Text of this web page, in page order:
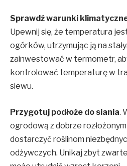
Sprawdź warunki
Upewnij się, że temperatura
ogórków, utrzymując ją na
zainwestować w termometr,
kontrolować temperaturę w
siewu.
Przygotuj podłoże do siania.
ogrodową z dobrze
dostarczyć roślinom
odżywczych. Unikaj zbyt